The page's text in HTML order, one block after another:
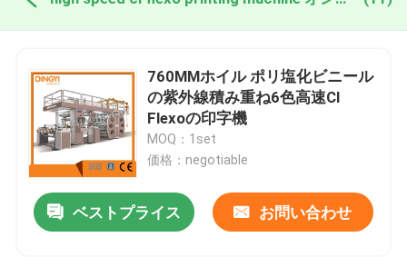
760MMホイル ポリ塩化ビニール
の紫外線積み重ね6色高速CI
Flexoの印字機
MOQ：1set
価格：negotiable
ベストプライス お問い合わせ